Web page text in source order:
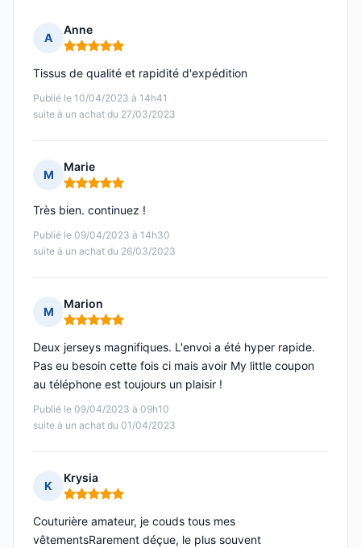
A
Anne
Note : 5 sur 5
Publié le 10/04/2023 à 14h41
suite à un achat du 27/03/2023
Tissus de qualité et rapidité d'expédition
M
Marie
Note : 5 sur 5
Publié le 09/04/2023 à 14h30
suite à un achat du 26/03/2023
Très bien. continuez !
M
Marion
Note : 5 sur 5
Publié le 09/04/2023 à 09h10
suite à un achat du 01/04/2023
Deux jerseys magnifiques. L'envoi a été hyper rapide.
Pas eu besoin cette fois ci mais avoir My little coupon
au téléphone est toujours un plaisir !
K
Krysia
Note : 5 sur 5
Couturière amateur, je couds tous mes
vêtementsRarement déçue, le plus souvent